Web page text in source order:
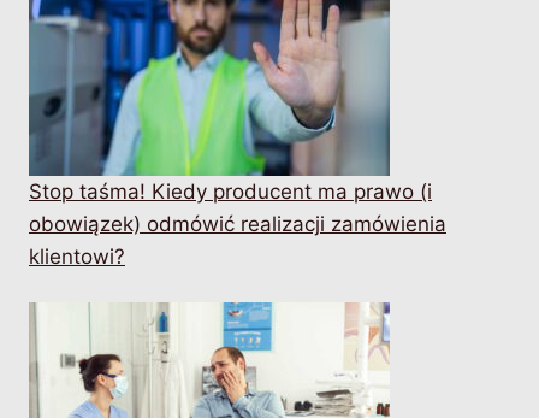
Stop taśma! Kiedy producent ma prawo (i
obowiązek) odmówić realizacji zamówienia
klientowi?